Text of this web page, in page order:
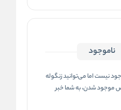
ناموجود
نیست اما می‌توانید زنگوله
موجود شدن، به شما خبر